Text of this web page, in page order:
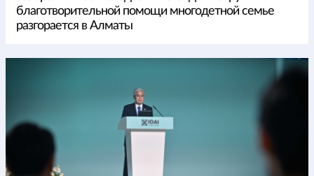
благотворительной помощи многодетной семье
разгорается в Алматы